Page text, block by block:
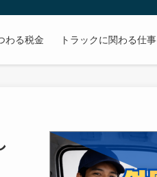
わる税金 トラックに関わる仕事